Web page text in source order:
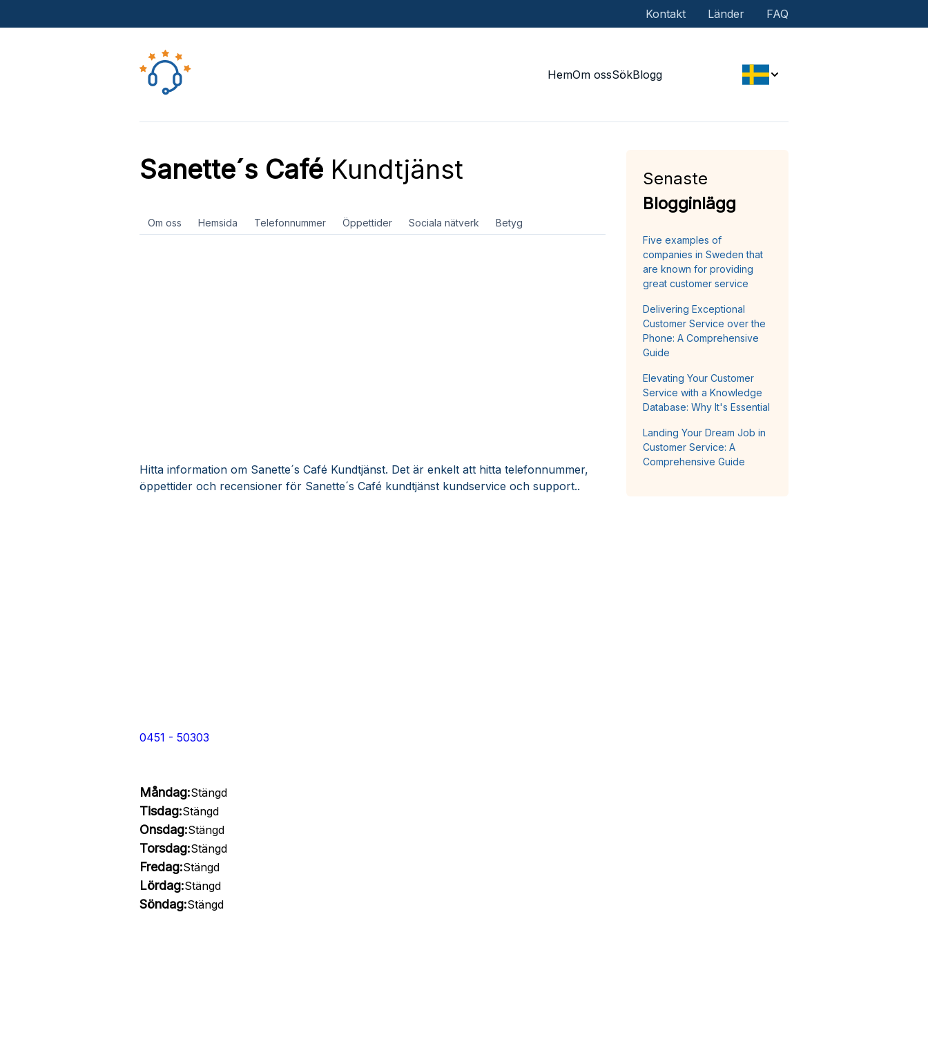
Kontakt Länder FAQ
HemOm ossSökBlogg
Sanette´s CaféKundtjänst
Om oss Hemsida Telefonnummer Öppettider Sociala nätverk Betyg
Hitta information om Sanette´s Café Kundtjänst. Det är enkelt att hitta telefonnummer,
öppettider och recensioner för Sanette´s Café kundtjänst kundservice och support..
0451 - 50303
Måndag:Stängd
Tisdag:Stängd
Onsdag:Stängd
Torsdag:Stängd
Fredag:Stängd
Lördag:Stängd
Söndag:Stängd
Senaste
Blogginlägg
Five examples of
companies in Sweden that
are known for providing
great customer service
Delivering Exceptional
Customer Service over the
Phone: A Comprehensive
Guide
Elevating Your Customer
Service with a Knowledge
Database: Why It's Essential
Landing Your Dream Job in
Customer Service: A
Comprehensive Guide